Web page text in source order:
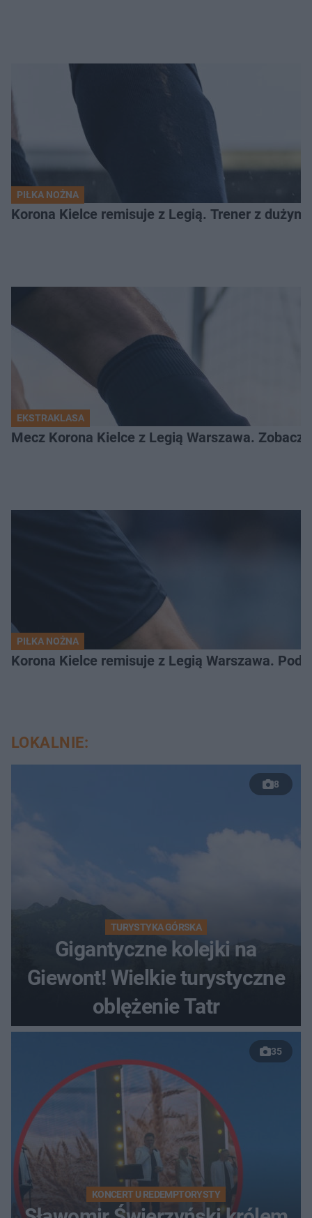
PIŁKA NOŻNA
Korona Kielce remisuje z Legią. Trener z dużym
EKSTRAKLASA
Mecz Korona Kielce z Legią Warszawa. Zobacz
PIŁKA NOŻNA
Korona Kielce remisuje z Legią Warszawa.
LOKALNIE:
8
TURYSTYKA GÓRSKA
Gigantyczne kolejki na
Giewont! Wielkie turystyczne
oblężenie Tatr
35
KONCERT U REDEMPTORYSTY